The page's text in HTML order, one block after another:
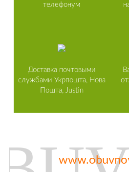
телефонум
Доставка почтовыми
службами Укрпошта, Нова
Пошта, Justin